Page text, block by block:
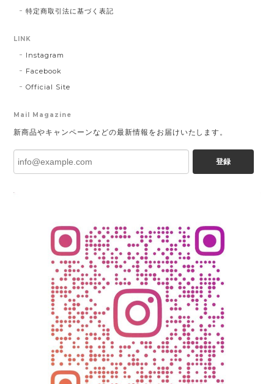
特定商取引法に基づく表記
LINK
Instagram
Facebook
Official Site
Mail Magazine
新商品やキャンペーンなどの最新情報をお届けいたします。
登録